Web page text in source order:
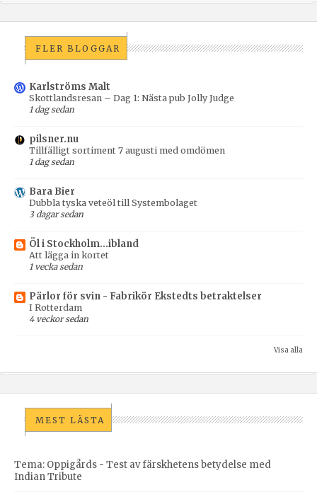
FLER BLOGGAR
Karlströms Malt
Skottlandsresan – Dag 1: Nästa pub Jolly Judge
1 dag sedan
pilsner.nu
Tillfälligt sortiment 7 augusti med omdömen
1 dag sedan
Bara Bier
Dubbla tyska veteöl till Systembolaget
3 dagar sedan
Öl i Stockholm...ibland
Att lägga in kortet
1 vecka sedan
Pärlor för svin - Fabrikör Ekstedts betraktelser
I Rotterdam
4 veckor sedan
Visa alla
MEST LÄSTA
Tema: Oppigårds - Test av färskhetens betydelse med
Indian Tribute